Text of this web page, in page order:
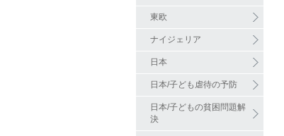
東欧
ナイジェリア
日本
日本/子ども虐待の予防
日本/子どもの貧困問題解
決